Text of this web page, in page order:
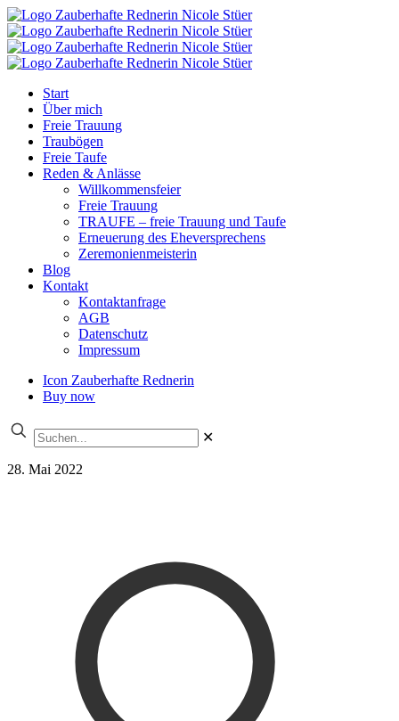
Start
Über mich
Freie Trauung
Traubögen
Freie Taufe
Reden & Anlässe
Willkommensfeier
Freie Trauung
TRAUFE – freie Trauung und Taufe
Erneuerung des Eheversprechens
Zeremonienmeisterin
Blog
Kontakt
Kontaktanfrage
AGB
Datenschutz
Impressum
Icon Zauberhafte Rednerin
Buy now
✕
28. Mai 2022